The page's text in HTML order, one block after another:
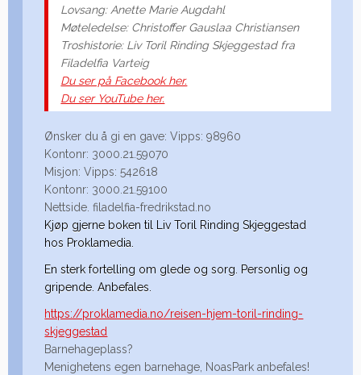
Lovsang: Anette Marie Augdahl
Møteledelse: Christoffer Gauslaa Christiansen
Troshistorie: Liv Toril Rinding Skjeggestad fra
Filadelfia Varteig
Du ser på Facebook her.
Du ser YouTube her.
Ønsker du å gi en gave: Vipps: 98960
Kontonr: 3000.21.59070
Misjon: Vipps: 542618
Kontonr: 3000.21.59100
Nettside. filadelfia-fredrikstad.no
Kjøp gjerne boken til Liv Toril Rinding Skjeggestad
hos Proklamedia.
En sterk fortelling om glede og sorg. Personlig og
gripende. Anbefales.
https://proklamedia.no/reisen-hjem-toril-rinding-
skjeggestad
Barnehageplass?
Menighetens egen barnehage, NoasPark anbefales!